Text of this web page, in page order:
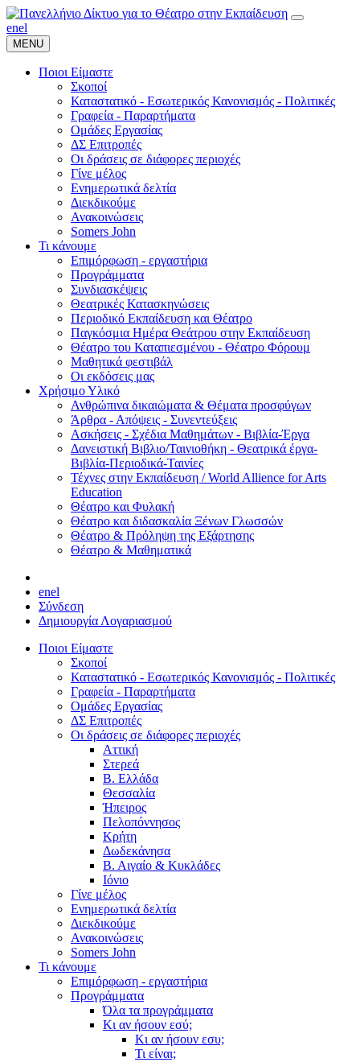
enel
MENU
Ποιοι Είμαστε
Σκοποί
Καταστατικό - Εσωτερικός Κανονισμός - Πολιτικές
Γραφεία - Παραρτήματα
Ομάδες Εργασίας
ΔΣ Επιτροπές
Οι δράσεις σε διάφορες περιοχές
Γίνε μέλος
Ενημερωτικά δελτία
Διεκδικούμε
Ανακοινώσεις
Somers John
Τι κάνουμε
Επιμόρφωση - εργαστήρια
Προγράμματα
Συνδιασκέψεις
Θεατρικές Κατασκηνώσεις
Περιοδικό Εκπαίδευση και Θέατρο
Παγκόσμια Ημέρα Θεάτρου στην Εκπαίδευση
Θέατρο του Καταπιεσμένου - Θέατρο Φόρουμ
Μαθητικά φεστιβάλ
Οι εκδόσεις μας
Χρήσιμο Υλικό
Ανθρώπινα δικαιώματα & Θέματα προσφύγων
Άρθρα - Απόψεις - Συνεντεύξεις
Ασκήσεις - Σχέδια Μαθημάτων - Βιβλία-Έργα
Δανειστική Βιβλιο/Ταινιοθήκη - Θεατρικά έργα-
Βιβλία-Περιοδικά-Ταινίες
Τέχνες στην Εκπαίδευση / World Allience for Arts
Education
Θέατρο και Φυλακή
Θέατρο και διδασκαλία Ξένων Γλωσσών
Θέατρο & Πρόληψη της Εξάρτησης
Θέατρο & Μαθηματικά
enel
Σύνδεση
Δημιουργία Λογαριασμού
Ποιοι Είμαστε
Σκοποί
Καταστατικό - Εσωτερικός Κανονισμός - Πολιτικές
Γραφεία - Παραρτήματα
Ομάδες Εργασίας
ΔΣ Επιτροπές
Οι δράσεις σε διάφορες περιοχές
Αττική
Στερεά
Β. Ελλάδα
Θεσσαλία
Ήπειρος
Πελοπόννησος
Κρήτη
Δωδεκάνησα
Β. Αιγαίο & Κυκλάδες
Ιόνιο
Γίνε μέλος
Ενημερωτικά δελτία
Διεκδικούμε
Ανακοινώσεις
Somers John
Τι κάνουμε
Επιμόρφωση - εργαστήρια
Προγράμματα
Όλα τα προγράμματα
Κι αν ήσουν εσύ;
Κι αν ήσουν εσυ;
Τι είναι;